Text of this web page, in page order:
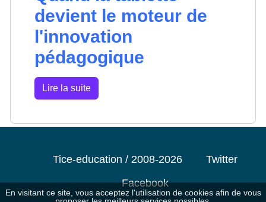
devient le moteur de
l'innovation
pédagogique
Lire la suite
Tice-education / 2008-2026
Twitter
Facebook
En visitant ce site, vous acceptez l'utilisation de cookies afin de vous